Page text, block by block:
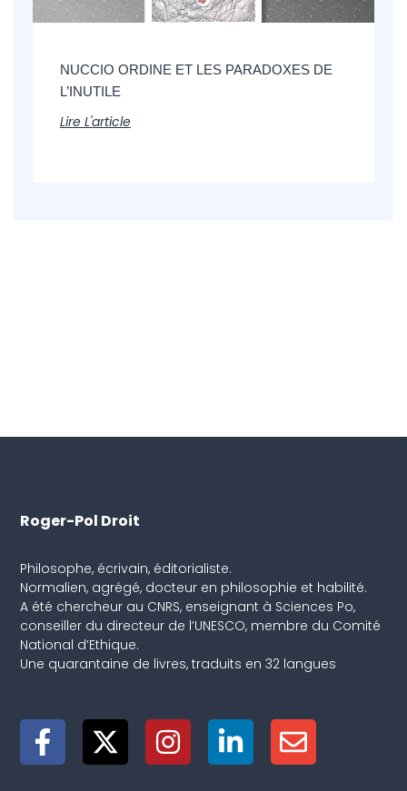
NUCCIO ORDINE ET LES PARADOXES DE
L’INUTILE
Lire L'article
Roger-Pol Droit
Philosophe, écrivain, éditorialiste.
Normalien, agrégé, docteur en philosophie et habilité.
A été chercheur au CNRS, enseignant à Sciences Po,
conseiller du directeur de l’UNESCO, membre du Comité
National d’Ethique.
Une quarantaine de livres, traduits en 32 langues